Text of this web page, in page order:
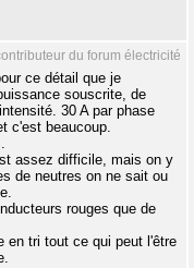
du forum électricité
ce détail que je
souscrite, de
30 A par phase
c'est beaucoup.
assez difficile, mais on y
de neutres on ne sait ou
rouges que de
en tri tout ce qui peut l'être